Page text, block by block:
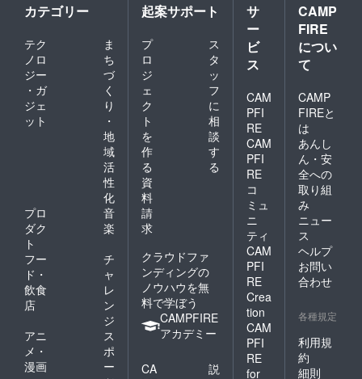
カテゴリー
テク
ノロ
ジー
・ガ
ジェ
ット
ま
ち
づ
く
り
・
地
域
活
性
化
プロ
ダク
ト
音
楽
フー
ド・
飲食
店
チ
ャ
レ
ン
ジ
アニ
メ・
漫画
ス
ポ
ー
起案サポート
プ
ロ
ジ
ェ
ク
ト
を
作
る
ス
タ
ッ
フ
に
相
談
す
る
資
料
請
求
クラウドファ
ンディングの
ノウハウを無
料で学ぼう
CAMPFIRE
アカデミー
CA
説
サ
ー
ビ
ス
CAM
PFI
RE
CAM
PFI
RE
コ
ミュ
ニ
ティ
CAM
PFI
RE
Crea
tion
CAM
PFI
RE
for
CAMP
FIRE
につい
て
CAMP
FIREと
は
あんし
ん・安
全への
取り組
み
ニュー
ス
ヘルプ
お問い
合わせ
各種規定
利用規
約
細則